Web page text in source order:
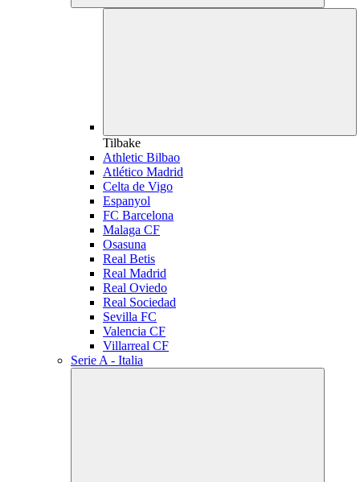
Tilbake
Athletic Bilbao
Atlético Madrid
Celta de Vigo
Espanyol
FC Barcelona
Malaga CF
Osasuna
Real Betis
Real Madrid
Real Oviedo
Real Sociedad
Sevilla FC
Valencia CF
Villarreal CF
Serie A - Italia